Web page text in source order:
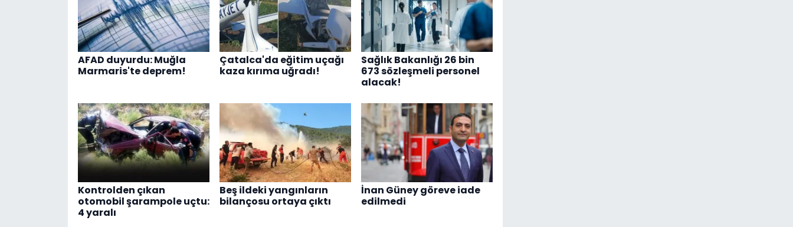
AFAD duyurdu: Muğla
Marmaris'te deprem!
Çatalca'da eğitim uçağı
kaza kırıma uğradı!
Sağlık Bakanlığı 26 bin
673 sözleşmeli personel
alacak!
Kontrolden çıkan
otomobil şarampole uçtu:
4 yaralı
Beş ildeki yangınların
bilançosu ortaya çıktı
İnan Güney göreve iade
edilmedi